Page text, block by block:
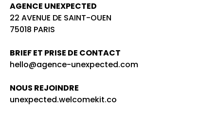
AGENCE UNEXPECTED
22 AVENUE DE SAINT-OUEN
75018 PARIS
BRIEF ET PRISE DE CONTACT
hello@agence-unexpected.com
NOUS REJOINDRE
unexpected.welcomekit.co